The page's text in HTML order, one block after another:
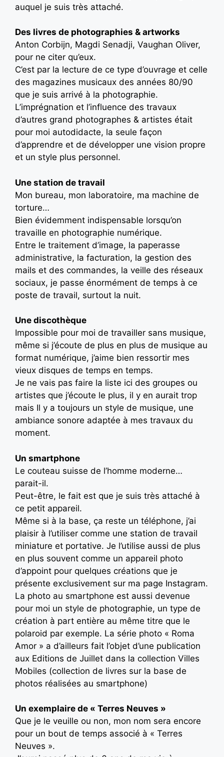
auquel je suis très attaché.
Des livres de photographies & artworks
Anton Corbijn, Magdi Senadji, Vaughan Oliver,
pour ne citer qu’eux.
C’est par la lecture de ce type d’ouvrage et celle
des magazines musicaux des années 80/90
que je suis arrivé à la photographie.
L’imprégnation et l’influence des travaux
d’autres grand photographes & artistes était
pour moi autodidacte, la seule façon
d’apprendre et de développer une vision propre
et un style plus personnel.
Une station de travail
Mon bureau, mon laboratoire, ma machine de
torture…
Bien évidemment indispensable lorsqu’on
travaille en photographie numérique.
Entre le traitement d’image, la paperasse
administrative, la facturation, la gestion des
mails et des commandes, la veille des réseaux
sociaux, je passe énormément de temps à ce
poste de travail, surtout la nuit.
Une discothèque
Impossible pour moi de travailler sans musique,
même si j’écoute de plus en plus de musique au
format numérique, j’aime bien ressortir mes
vieux disques de temps en temps.
Je ne vais pas faire la liste ici des groupes ou
artistes que j’écoute le plus, il y en aurait trop
mais Il y a toujours un style de musique, une
ambiance sonore adaptée à mes travaux du
moment.
Un smartphone
Le couteau suisse de l’homme moderne…
parait-il.
Peut-être, le fait est que je suis très attaché à
ce petit appareil.
Même si à la base, ça reste un téléphone, j’ai
plaisir à l’utiliser comme une station de travail
miniature et portative. Je l’utilise aussi de plus
en plus souvent comme un appareil photo
d’appoint pour quelques créations que je
présente exclusivement sur ma page Instagram.
La photo au smartphone est aussi devenue
pour moi un style de photographie, un type de
création à part entière au même titre que le
polaroid par exemple. La série photo « Roma
Amor » a d’ailleurs fait l’objet d’une publication
aux Editions de Juillet dans la collection Villes
Mobiles (collection de livres sur la base de
photos réalisées au smartphone)
Un exemplaire de « Terres Neuves »
Que je le veuille ou non, mon nom sera encore
pour un bout de temps associé à « Terres
Neuves ».